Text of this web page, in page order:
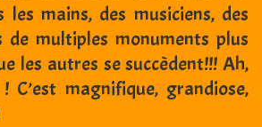
mains, des musiciens, des
multiples monuments plus
les autres se succèdent!!! Ah,
C’est magnifique, grandiose,